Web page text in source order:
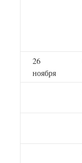
26
ноября